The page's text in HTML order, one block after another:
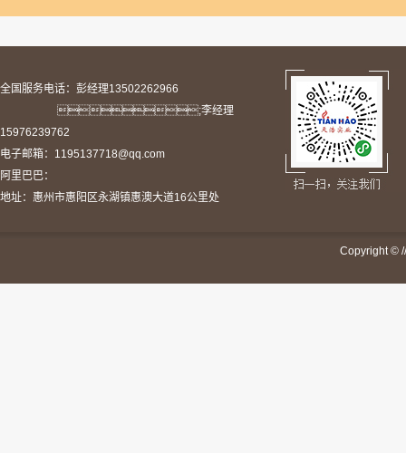
全国服务电话：彭经理13502262966
;李经理
15976239762
电子邮箱：1195137718@qq.com
阿里巴巴：
地址：惠州市惠阳区永湖镇惠澳大道16公里处
Copyright ©